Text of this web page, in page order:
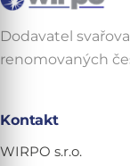
Dodavatel
renomovaných
Kontakt
WIRPO s.r.o.